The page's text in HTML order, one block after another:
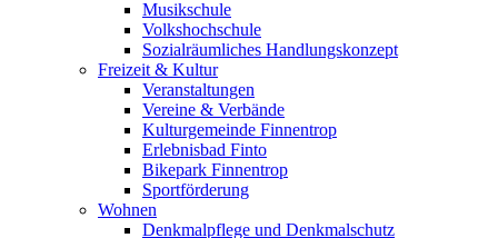
Musikschule
Volkshochschule
Sozialräumliches Handlungskonzept
Freizeit & Kultur
Veranstaltungen
Vereine & Verbände
Kulturgemeinde Finnentrop
Erlebnisbad Finto
Bikepark Finnentrop
Sportförderung
Wohnen
Denkmalpflege und Denkmalschutz